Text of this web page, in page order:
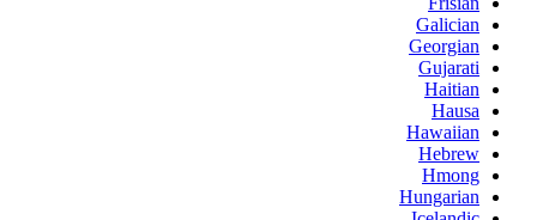
Galician
Georgian
Gujarati
Haitian
Hausa
Hawaiian
Hebrew
Hmong
Hungarian